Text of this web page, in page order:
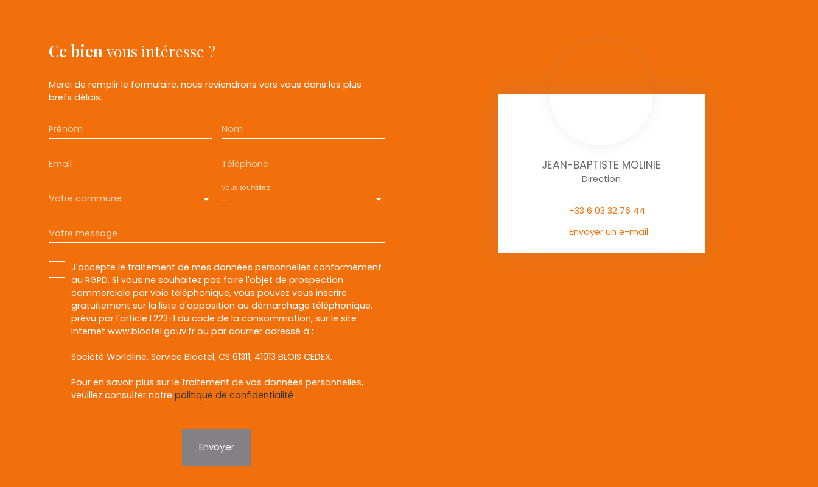
Ce bien vous intéresse ?
Merci de remplir le formulaire, nous reviendrons vers vous dans les plus
brefs délais.
Prénom Nom
Email Téléphone
Votre commune -
Vous souhaitez
Votre message
J'accepte le traitement de mes données personnelles conformément
au RGPD. Si vous ne souhaitez pas faire l'objet de prospection
commerciale par voie téléphonique, vous pouvez vous inscrire
gratuitement sur la liste d'opposition au démarchage téléphonique,
prévu par l'article L223-1 du code de la consommation, sur le site
Internet www.bloctel.gouv.fr ou par courrier adressé à :
Société Worldline, Service Bloctel, CS 61311, 41013 BLOIS CEDEX.
Pour en savoir plus sur le traitement de vos données personnelles,
veuillez consulter notre politique de confidentialité.
Envoyer
JEAN-BAPTISTE MOLINIE
Direction
+33 6 03 32 76 44
Envoyer un e-mail